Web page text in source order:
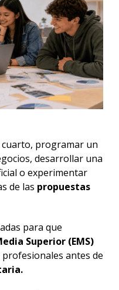
Blog
de
y
en
programar un
desarrollar una
o experimentar
de las propuestas
para que
Superior (EMS)
antes de